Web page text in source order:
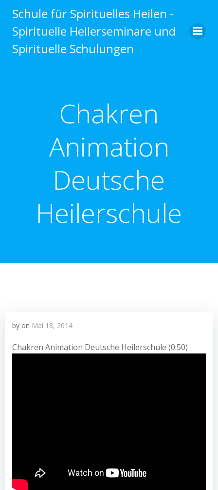
Inhalt
springen
Schule für Spirituelles Heilen -
Spirituelle Heilerseminare und
Spirituelle Schulungen
Chakren
Animation
Deutsche
Heilerschule
by on Mai 18, 2014
Chakren Animation Deutsche Heilerschule (0:50)